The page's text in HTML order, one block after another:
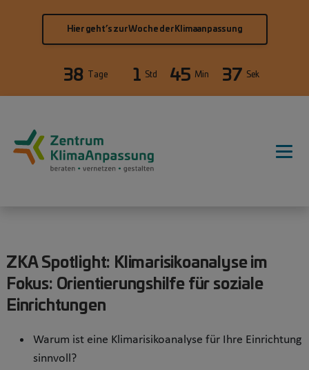
Hier geht’s zur Woche der Klimaanpassung
38 Tage 1 Std 45 Min 36 Sek
ZKA Spotlight: Klimarisikoanalyse im
Fokus: Orientierungshilfe für soziale
Einrichtungen
Warum ist eine Klimarisikoanalyse für Ihre Einrichtung
sinnvoll?